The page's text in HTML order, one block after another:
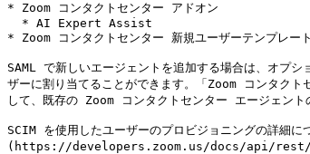
* Zoom コンタクトセンター アドオン
* Zoom コンタクトセンター 新規ユーザーテンプレート
SAML で新しいエージェントを追加する場合は、オプ
ザーに割り当てることができます。「Zoom コンタク
して、既存の Zoom コンタクトセンター エージェント
SCIM を使用したユーザーのプロビジョニングの詳
(https://developers.zoom.us/docs/api/rest/